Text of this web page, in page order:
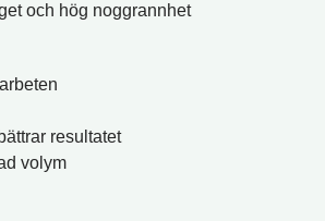
och hög noggrannhet
resultatet
volym